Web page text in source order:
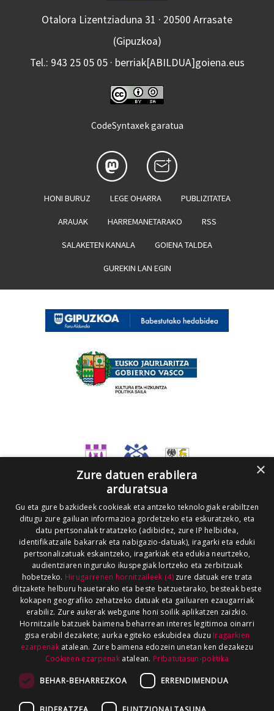
Otalora Lizentziaduna 31 · 20500 Arrasate
(Gipuzkoa)
Tel.: 943 25 05 05 · berriak[ABILDUA]goiena.eus
CodeSyntaxek garatua
HONI BURUZ LEGE OHARRA PUBLIZITATEA
ARAUAK HARREMANETARAKO RSS
SALAKETEN KANALA GOIENA TALDEA
GUREKIN LAN EGIN
×
Zure datuen erabilera
arduratsua
Gu eta gure bazkideek cookieak eta antzeko teknologiak erabiltzen
ditugu zure gailuan informazioa gordetzeko eta eskuratzeko, eta
datu pertsonalak tratatzeko (adibidez, zure IP helbidea,
identifikatzaile bakarrak eta nabigazio-datuak), iragarki eta eduki
pertsonalizatuak eskaintzeko, iragarkiak eta edukia neurtzeko,
audientziaren inguruko ikuspegiak lortzeko eta zerbitzuak
hobetzeko. Hirugarrenen hornitzaileek (4)zure datuak ere trata
ditzakete helburu hauetarako eta beste batzuetarako, besteak beste
kokapen geografiko zehatzeko datuak eta gailuaren ezaugarriak
erabiliz. Zure aukerak webgune honi soilik aplikatzen zaizkio.
Hornitzaile batzuek baimena beharrean interes legitimoa oinarri
gisa erabil dezakete; aurka egiteko eskubidea duzu Iragarkien
ezarpenakatalean. Zure baimena edozein unetan ken dezakezu
Cookieen ezarpenak atalean. Pribatutasun-politika
BEHAR-BEHARREZKOA ERRENDIMENDUA